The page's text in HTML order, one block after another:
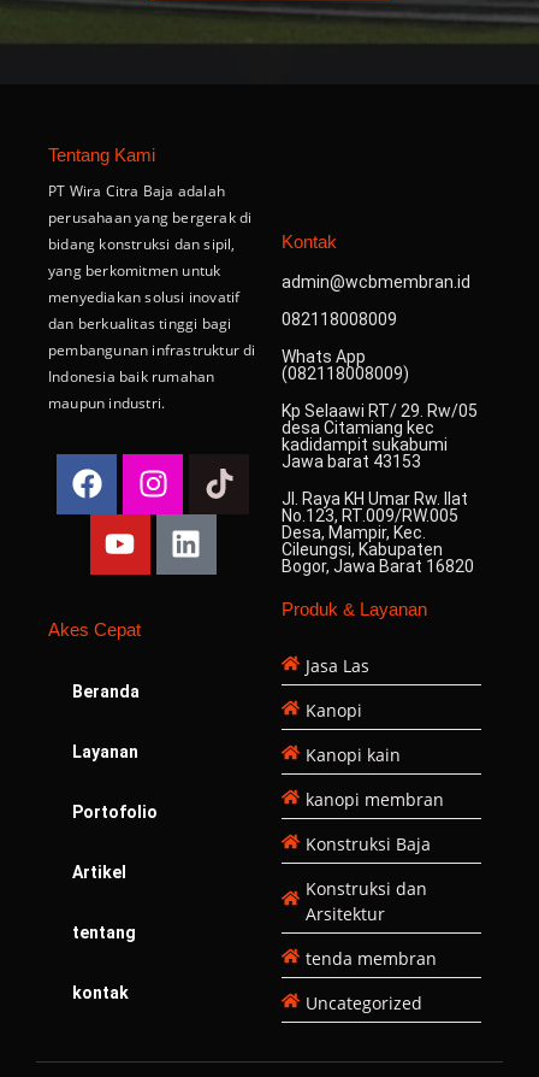
Tentang Kami
PT Wira Citra Baja adalah
perusahaan yang bergerak di
bidang konstruksi dan sipil,
yang berkomitmen untuk
menyediakan solusi inovatif
dan berkualitas tinggi bagi
pembangunan infrastruktur di
Indonesia baik rumahan
maupun industri.
F
a
c
b
o
o
k
I
n
s
a
T
i
Y
u
t
u
b
e
n
k
e
Kontak
admin@wcbmembran.id
082118008009
Whats App
(082118008009)
Kp Selaawi RT/ 29. Rw/05
desa Citamiang kec
kadidampit sukabumi
Jawa barat 43153
Jl. Raya KH Umar Rw. Ilat
No.123, RT.009/RW.005
Desa, Mampir, Kec.
Cileungsi, Kabupaten
Bogor, Jawa Barat 16820
Akes Cepat
Beranda
Layanan
Portofolio
Artikel
tentang
kontak
Produk & Layanan
Jasa Las
Kanopi
Kanopi kain
kanopi membran
Konstruksi Baja
Konstruksi dan
Arsitektur
tenda membran
Uncategorized